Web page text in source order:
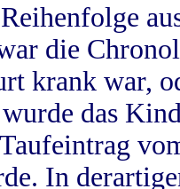
die
krank war,
das
In